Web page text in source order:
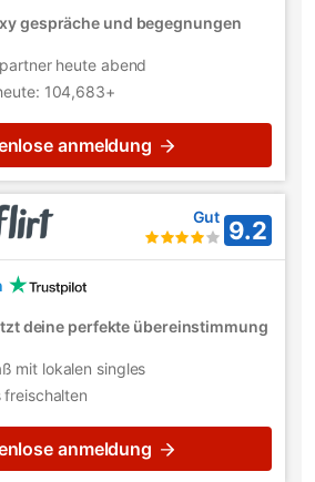
gespräche und begegnungen
heute abend
104,683+
anmeldung
deine perfekte übereinstimmung
mit lokalen singles
freischalten
Gut 9.2
anmeldung